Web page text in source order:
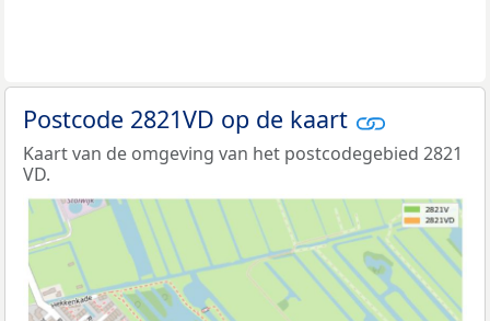
Postcode 2821VD op de kaart
Kaart van de omgeving van het postcodegebied 2821
VD.